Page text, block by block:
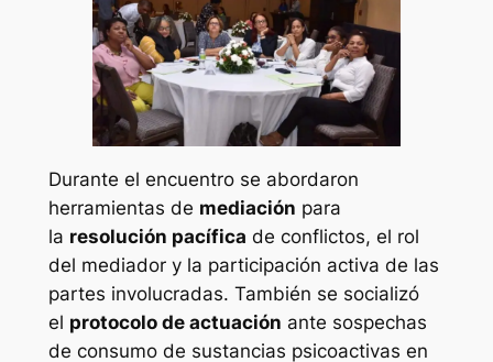
Durante el encuentro se abordaron
herramientas de mediación para
la resolución pacífica de conflictos, el rol
del mediador y la participación activa de las
partes involucradas. También se socializó
el protocolo de actuación ante sospechas
de consumo de sustancias psicoactivas en